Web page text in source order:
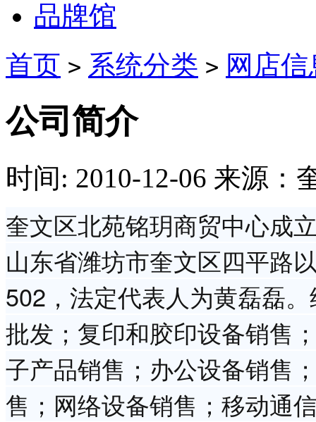
品牌馆
首页 > 系统分类 > 网店信
公司简介
时间: 2010-12-06 来源：
奎文区北苑铭玥商贸中心成
山东省潍坊市奎文区四平路
502，法定代表人为黄磊磊
批发；复印和胶印设备销售
子产品销售；办公设备销售
售；网络设备销售；移动通